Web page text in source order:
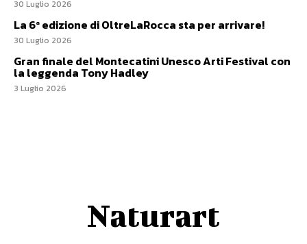
30 Luglio 2026
La 6ª edizione di OltreLaRocca sta per arrivare!
30 Luglio 2026
Gran finale del Montecatini Unesco Arti Festival con
la leggenda Tony Hadley
3 Luglio 2026
Naturart